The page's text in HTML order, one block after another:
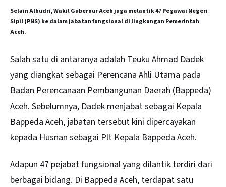
Selain Alhudri, Wakil Gubernur Aceh juga melantik 47 Pegawai Negeri
Sipil (PNS) ke dalam jabatan fungsional di lingkungan Pemerintah
Aceh.
Salah satu di antaranya adalah Teuku Ahmad Dadek
yang diangkat sebagai Perencana Ahli Utama pada
Badan Perencanaan Pembangunan Daerah (Bappeda)
Aceh. Sebelumnya, Dadek menjabat sebagai Kepala
Bappeda Aceh, jabatan tersebut kini dipercayakan
kepada Husnan sebagai Plt Kepala Bappeda Aceh.
Adapun 47 pejabat fungsional yang dilantik terdiri dari
berbagai bidang. Di Bappeda Aceh, terdapat satu